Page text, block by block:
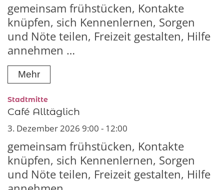
gemeinsam frühstücken, Kontakte
knüpfen, sich Kennenlernen, Sorgen
und Nöte teilen, Freizeit gestalten, Hilfe
annehmen …
Mehr
Stadtmitte:
Café Alltäglich
3. Dezember 2026 9:00 - 12:00
gemeinsam frühstücken, Kontakte
knüpfen, sich Kennenlernen, Sorgen
und Nöte teilen, Freizeit gestalten, Hilfe